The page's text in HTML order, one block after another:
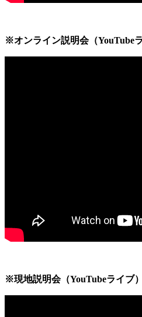
※オンライン説明会（YouTube
※現地説明会（YouTubeライブ